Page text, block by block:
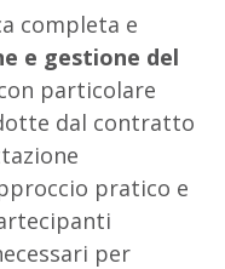
completa e
e gestione del
particolare
dal contratto
pratico e
per